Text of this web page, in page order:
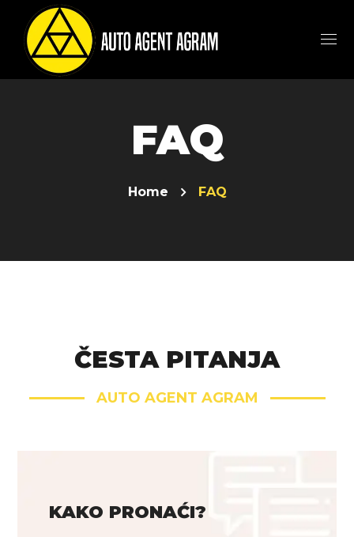
FAQ
Home FAQ
AUTO AGENT AGRAM
ČESTA PITANJA
KAKO PRONAĆI?